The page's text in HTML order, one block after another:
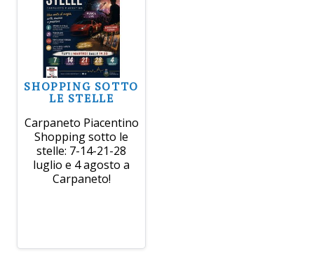
SHOPPING SOTTO
LE STELLE
Carpaneto Piacentino
Shopping sotto le
stelle: 7-14-21-28
luglio e 4 agosto a
Carpaneto!